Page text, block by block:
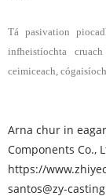
Tá pasivation
infheistíochta
ceimiceach,
Arna chur in
Components Co.,
https://
santos@zy-